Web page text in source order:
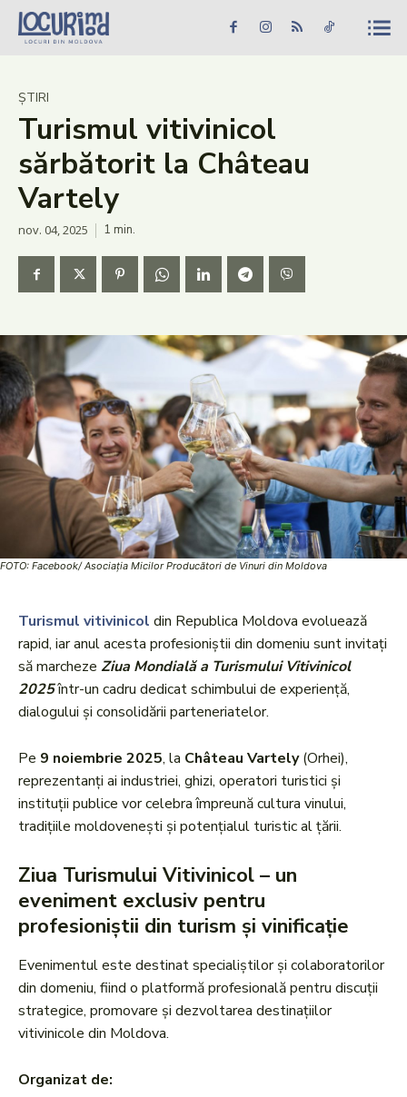
Caută în site... Căutare
Știri
Evenimente
Dezvoltare rurală
Vinării
Patrimoniu
Produs Acasă
ȘTIRI
Turismul vitivinicol
sărbătorit la Château
Vartely
nov. 04, 2025 1 min.
FOTO: Facebook/ Asociația Micilor Producători de Vinuri din Moldova
Turismul vitivinicol din Republica Moldova evoluează
rapid, iar anul acesta profesioniștii din domeniu sunt invitați
să marcheze Ziua Mondială a Turismului Vitivinicol
2025într-un cadru dedicat schimbului de experiență,
dialogului și consolidării parteneriatelor.
Pe 9 noiembrie 2025, la Château Vartely(Orhei),
reprezentanți ai industriei, ghizi, operatori turistici și
instituții publice vor celebra împreună cultura vinului,
tradițiile moldovenești și potențialul turistic al țării.
Ziua Turismului Vitivinicol – un
eveniment exclusiv pentru
profesioniștii din turism și vinificație
Evenimentul este destinat specialiștilor și colaboratorilor
din domeniu, fiind o platformă profesională pentru discuții
strategice, promovare și dezvoltarea destinațiilor
vitivinicole din Moldova.
Organizat de: